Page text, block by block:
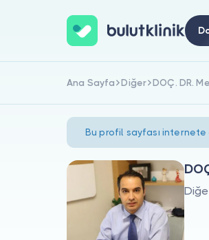
Ana Sayfa Diğer DOÇ. DR.
Bu profil sayfası